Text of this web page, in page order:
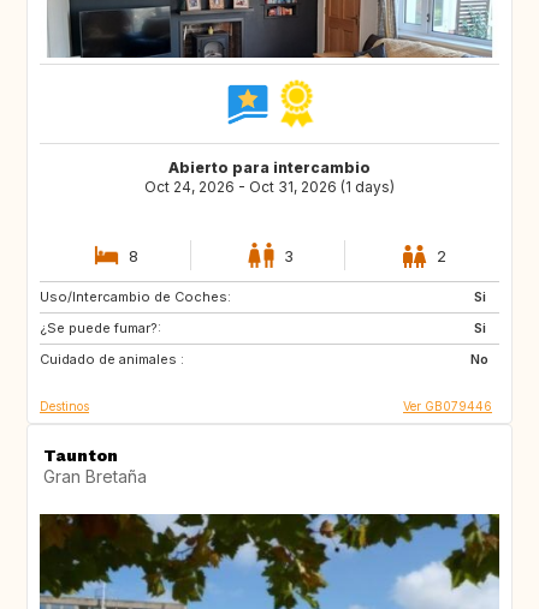
Abierto para intercambio
Oct 24, 2026 - Oct 31, 2026 (1 days)
8 3 2
Uso/Intercambio de Coches:
Si
¿Se puede fumar?:
Si
Cuidado de animales :
No
FR
DE
LU
Destinos Ver GB079446
Taunton
Gran Bretaña